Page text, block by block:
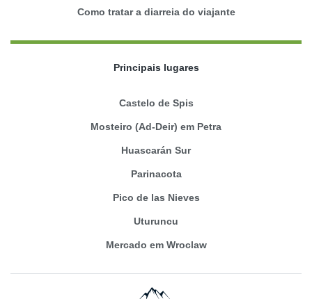
Como tratar a diarreia do viajante
Principais lugares
Castelo de Spis
Mosteiro (Ad-Deir) em Petra
Huascarán Sur
Parinacota
Pico de las Nieves
Uturuncu
Mercado em Wroclaw